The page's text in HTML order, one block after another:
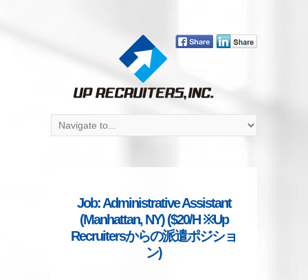
Job: Administrative Assistant
(Manhattan, NY) ($20/H ※Up
Recruitersからの派遣ポジショ
ン)